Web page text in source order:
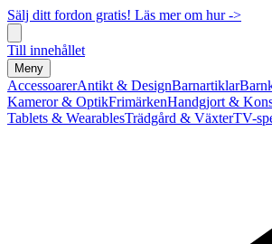
Sälj ditt fordon gratis! Läs mer om hur ->
Till innehållet
Meny
AccessoarerAntikt & DesignBarnartiklar
Kameror & OptikFrimärkenHandgjort &
Tablets & WearablesTrädgård & VäxterTV-